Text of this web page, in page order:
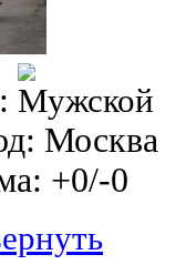
Москва
+0/-0